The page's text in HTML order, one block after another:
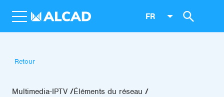
FR
Retour
Multimedia-IPTV
Éléments du réseau